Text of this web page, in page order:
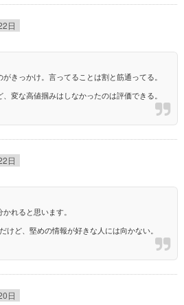
日
きっかけ。言ってることは割と筋通ってる。
変な高値掴みはしなかったのは評価できる。
日
れると思います。
けど、堅めの情報が好きな人には向かない。
日